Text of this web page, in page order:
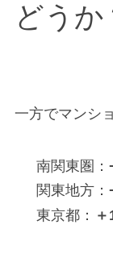
どうか
一方でマンシ
南関東圏：
関東地方：
東京都：